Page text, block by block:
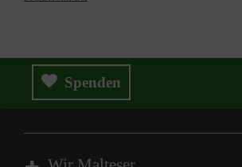
Spenden